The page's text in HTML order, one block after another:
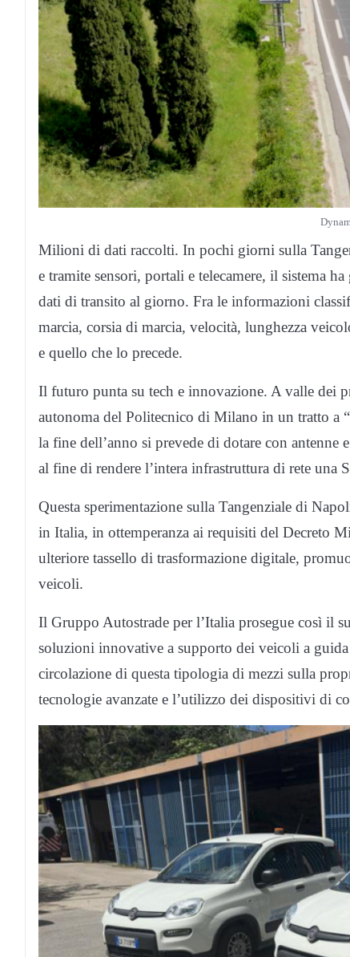
Milioni di dati raccolti. In pochi giorni sulla
e tramite sensori, portali e telecamere, il sistema
dati di transito al giorno. Fra le informazioni
marcia, corsia di marcia, velocità, lunghezza
e quello che lo precede.
Il futuro punta su tech e innovazione. A valle dei
autonoma del Politecnico di Milano in un tratto a
la fine dell’anno si prevede di dotare con antenne
al fine di rendere l’intera infrastruttura di rete una
Questa sperimentazione sulla Tangenziale di
in Italia, in ottemperanza ai requisiti del Decreto
ulteriore tassello di trasformazione digitale,
veicoli.
Il Gruppo Autostrade per l’Italia prosegue così il
soluzioni innovative a supporto dei veicoli a
circolazione di questa tipologia di mezzi sulla
tecnologie avanzate e l’utilizzo dei dispositivi di